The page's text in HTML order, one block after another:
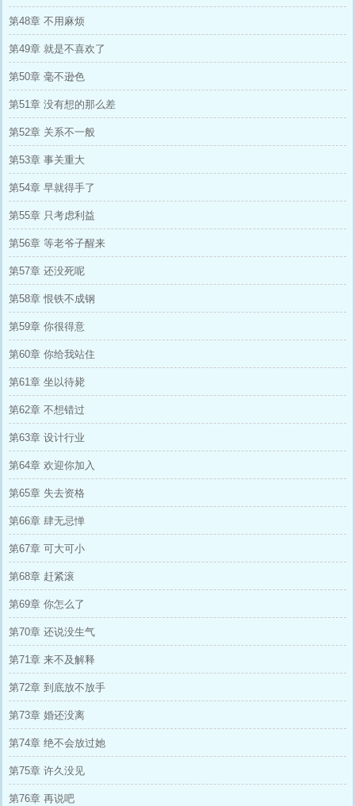
第48章 不用麻烦
第49章 就是不喜欢了
第50章 毫不逊色
第51章 没有想的那么差
第52章 关系不一般
第53章 事关重大
第54章 早就得手了
第55章 只考虑利益
第56章 等老爷子醒来
第57章 还没死呢
第58章 恨铁不成钢
第59章 你很得意
第60章 你给我站住
第61章 坐以待毙
第62章 不想错过
第63章 设计行业
第64章 欢迎你加入
第65章 失去资格
第66章 肆无忌惮
第67章 可大可小
第68章 赶紧滚
第69章 你怎么了
第70章 还说没生气
第71章 来不及解释
第72章 到底放不放手
第73章 婚还没离
第74章 绝不会放过她
第75章 许久没见
第76章 再说吧